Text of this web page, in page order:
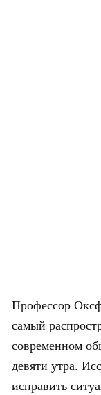
Профессор
самый
современном
девяти утра.
исправить